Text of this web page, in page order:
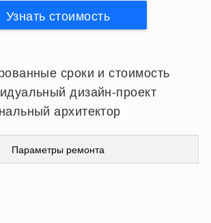
Узнать стоимость
сроки и стоимость
дизайн-проект
архитектор
Параметры ремонта